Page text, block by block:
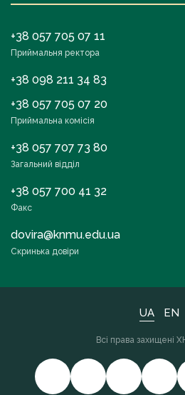
+38 057 705 07 11
Приймальня ректора
+38 098 211 34 83
+38 057 705 07 20
Приймальна комісія
+38 057 707 73 80
Загальний відділ
+38 057 700 41 32
Факс
dovira@knmu.edu.ua
Скринька довіри
UA EN
Всі права захищені